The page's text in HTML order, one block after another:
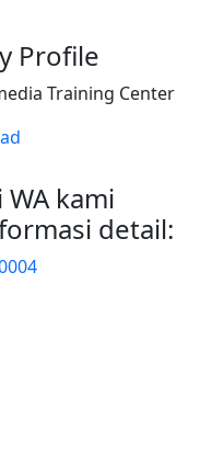
Profile
Training Center
kami
detail: